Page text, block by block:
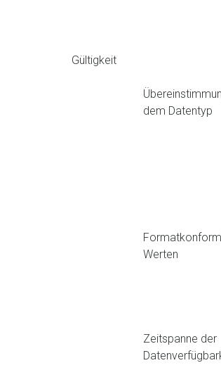
Gültigkeit
dem Datentyp
Werten
Zeitspanne der